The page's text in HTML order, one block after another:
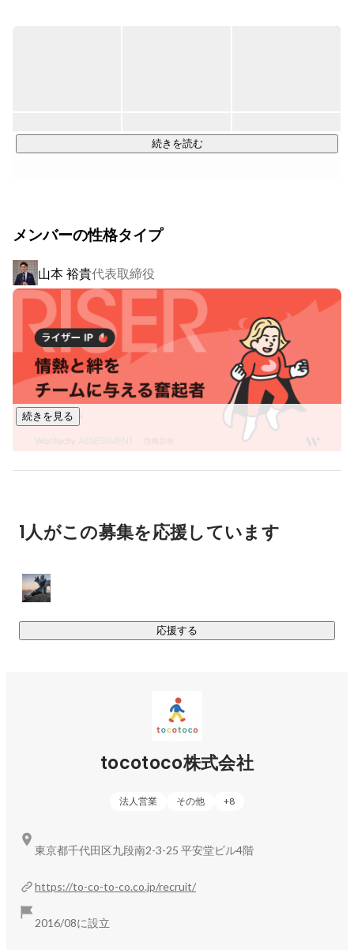
▼tocotocoが展開する事業
・就労継続支援サービス：tocotoco work
一般的な障がい者グループホームとは異なり、空き家を活用
し、保護犬や保護猫の引き取りを推奨。
動物との共生環境を整えることで、「障がい者グループホー
ムの不足」「空き家問題」「ペット殺処分問題」という3つの
社会課題を解決するユニークなビジネスモデルで業界内外か
ら注目を浴びています。
2018年8月からスタートし、オープン累計は2000拠点とな
り、1万人を超える障がいのある方々の生活を支援していま
す。
また、2021年3月には、日本マーケティングリサーチ機構の
調査において「障がい者グループホーム開設拠点数」「障が
▼ペット共生型障害者グループホームが社会に与えたインパ
クト
・犬猫の殺処分から救い出した頭数：796頭
続きを読む
メンバーの性格タイプ
山本 裕貴代表取締役
続きを見る
1人がこの募集を応援しています
応援する
tocotoco株式会社
法人営業 その他 +8
https://to-co-to-co.co.jp/recruit/
2016/08に設立
東京都千代田区九段南2-3-25 平安堂ビル4階